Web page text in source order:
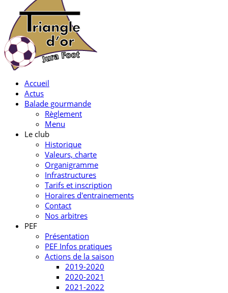
Accueil
Actus
Balade gourmande
Règlement
Menu
Le club
Historique
Valeurs, charte
Organigramme
Infrastructures
Tarifs et inscription
Horaires d'entrainements
Contact
Nos arbitres
PEF
Présentation
PEF Infos pratiques
Actions de la saison
2019-2020
2020-2021
2021-2022